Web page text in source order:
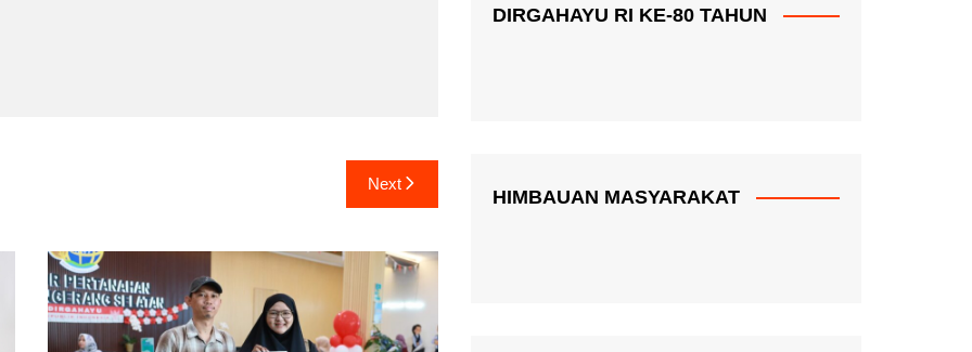
Next
DIRGAHAYU RI KE-80 TAHUN
HIMBAUAN MASYARAKAT